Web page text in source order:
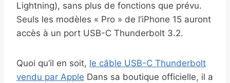
Lightning), sans plus de fonctions que prévu.
Seuls les modèles « Pro » de l’iPhone 15 auront
accès à un port USB-C Thunderbolt 3.2.
Quoi qu’il en soit, le câble USB-C Thunderbolt
vendu par Apple Dans sa boutique officielle, il a